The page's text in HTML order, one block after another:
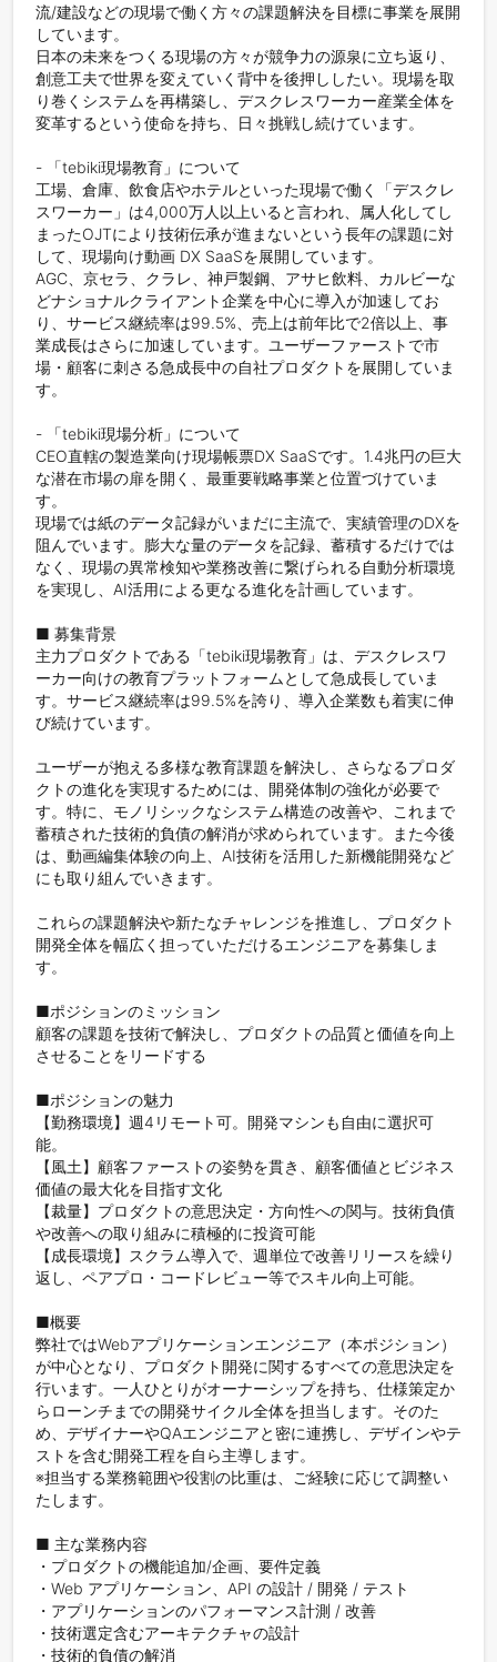
流/建設などの現場で働く⽅々の課題解決を目標に事業を展開
しています。
⽇本の未来をつくる現場の⽅々が競争⼒の源泉に⽴ち返り、
創意⼯夫で世界を変えていく背中を後押ししたい。現場を取
り巻くシステムを再構築し、デスクレスワーカー産業全体を
変⾰するという使命を持ち、日々挑戦し続けています。
- 「tebiki現場教育」について
工場、倉庫、飲食店やホテルといった現場で働く「デスクレ
スワーカー」は4,000万人以上いると言われ、属人化してし
まったOJTにより技術伝承が進まないという長年の課題に対
して、現場向け動画 DX SaaSを展開しています。
AGC、京セラ、クラレ、神戸製鋼、アサヒ飲料、カルビーな
どナショナルクライアント企業を中心に導入が加速してお
り、サービス継続率は99.5%、売上は前年比で2倍以上、事
業成長はさらに加速しています。ユーザーファーストで市
場・顧客に刺さる急成長中の自社プロダクトを展開していま
す。
- 「tebiki現場分析」について
CEO直轄の製造業向け現場帳票DX SaaSです。1.4兆円の巨大
な潜在市場の扉を開く、最重要戦略事業と位置づけていま
す。
現場では紙のデータ記録がいまだに主流で、実績管理のDXを
阻んでいます。膨大な量のデータを記録、蓄積するだけでは
なく、現場の異常検知や業務改善に繋げられる自動分析環境
を実現し、AI活用による更なる進化を計画しています。
■ 募集背景
主力プロダクトである「tebiki現場教育」は、デスクレスワ
ーカー向けの教育プラットフォームとして急成長していま
す。サービス継続率は99.5%を誇り、導入企業数も着実に伸
び続けています。
ユーザーが抱える多様な教育課題を解決し、さらなるプロダ
クトの進化を実現するためには、開発体制の強化が必要で
す。特に、モノリシックなシステム構造の改善や、これまで
蓄積された技術的負債の解消が求められています。また今後
は、動画編集体験の向上、AI技術を活用した新機能開発など
にも取り組んでいきます。
これらの課題解決や新たなチャレンジを推進し、プロダクト
開発全体を幅広く担っていただけるエンジニアを募集しま
す。
■ポジションのミッション
顧客の課題を技術で解決し、プロダクトの品質と価値を向上
させることをリードする
■ポジションの魅力
【勤務環境】週4リモート可。開発マシンも自由に選択可
能。
【風土】顧客ファーストの姿勢を貫き、顧客価値とビジネス
価値の最大化を目指す文化
【裁量】プロダクトの意思決定・方向性への関与。技術負債
や改善への取り組みに積極的に投資可能
【成長環境】スクラム導入で、週単位で改善リリースを繰り
返し、ペアプロ・コードレビュー等でスキル向上可能。
■概要
弊社ではWebアプリケーションエンジニア（本ポジション）
が中心となり、プロダクト開発に関するすべての意思決定を
行います。一人ひとりがオーナーシップを持ち、仕様策定か
らローンチまでの開発サイクル全体を担当します。そのた
め、デザイナーやQAエンジニアと密に連携し、デザインやテ
ストを含む開発工程を自ら主導します。
※担当する業務範囲や役割の比重は、ご経験に応じて調整い
たします。
■ 主な業務内容
・プロダクトの機能追加/企画、要件定義
・Web アプリケーション、API の設計 / 開発 / テスト
・アプリケーションのパフォーマンス計測 / 改善
・技術選定含むアーキテクチャの設計
・技術的負債の解消